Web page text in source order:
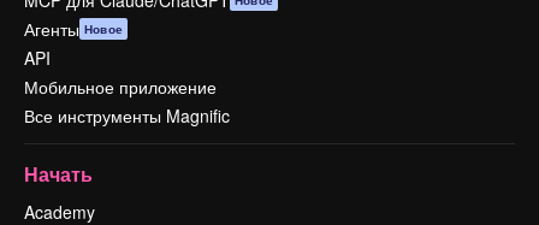
Агенты Новое
API
Мобильное приложение
Все инструменты Magnific
Начать
Academy